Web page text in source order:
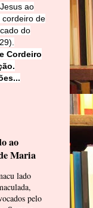
ao
cordeiro de
do
Cordeiro
ao
Maria
lado
pelo